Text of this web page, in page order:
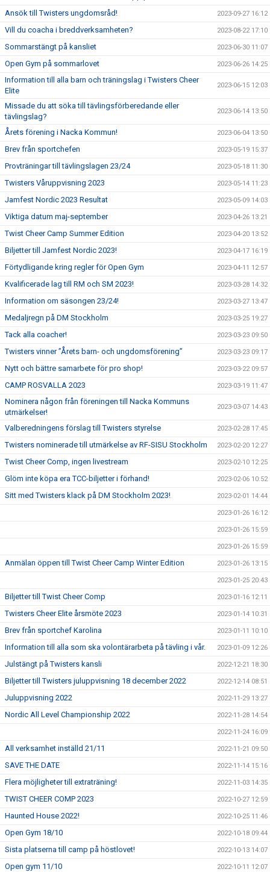
Ansök till Twisters ungdomsråd! 2023-09-27 16:12
Vill du coacha i breddverksamheten? 2023-08-22 17:10
Sommarstängt på kansliet 2023-06-30 11:07
Open Gym på sommarlovet 2023-06-26 14:25
Information till alla barn och träningslag i Twisters Cheer
Elite
2023-06-15 12:03
Missade du att söka till tävlingsförberedande eller
tävlingslag?
2023-06-14 13:50
Årets förening i Nacka Kommun! 2023-06-04 13:50
Brev från sportchefen 2023-05-19 15:37
Provträningar till tävlingslagen 23/24 2023-05-18 11:30
Twisters Våruppvisning 2023 2023-05-14 11:23
Jamfest Nordic 2023 Resultat 2023-05-09 14:03
Viktiga datum maj-september 2023-04-26 13:21
Twist Cheer Camp Summer Edition 2023-04-20 13:52
Biljetter till Jamfest Nordic 2023! 2023-04-17 16:19
Förtydligande kring regler för Open Gym 2023-04-11 12:57
Kvalificerade lag till RM och SM 2023! 2023-03-28 14:32
Information om säsongen 23/24! 2023-03-27 13:47
Medaljregn på DM Stockholm 2023-03-25 19:27
Tack alla coacher! 2023-03-23 09:50
Twisters vinner ”Årets barn- och ungdomsförening” 2023-03-23 09:17
Nytt och bättre samarbete för pro shop! 2023-03-22 09:57
CAMP ROSVALLA 2023 2023-03-19 11:47
Nominera någon från föreningen till Nacka Kommuns
utmärkelser!
2023-03-07 14:43
Valberedningens förslag till Twisters styrelse 2023-02-28 17:45
Twisters nominerade till utmärkelse av RF-SISU Stockholm 2023-02-20 12:27
Twist Cheer Comp, ingen livestream 2023-02-10 12:25
Glöm inte köpa era TCC-biljetter i förhand! 2023-02-06 10:52
Sitt med Twisters klack på DM Stockholm 2023! 2023-02-01 14:44
2023-01-26 16:12
2023-01-26 15:59
2023-01-26 15:59
Anmälan öppen till Twist Cheer Camp Winter Edition 2023-01-26 13:15
2023-01-25 20:43
Biljetter till Twist Cheer Comp 2023-01-16 12:11
Twisters Cheer Elite årsmöte 2023 2023-01-14 10:31
Brev från sportchef Karolina 2023-01-11 10:10
Information till alla som ska volontärarbeta på tävling i vår. 2023-01-09 12:26
Julstängt på Twisters kansli 2022-12-21 18:30
Biljetter till Twisters juluppvisning 18 december 2022 2022-12-14 08:51
Juluppvisning 2022 2022-11-29 13:27
Nordic All Level Championship 2022 2022-11-28 14:54
2022-11-24 16:09
All verksamhet inställd 21/11 2022-11-21 09:50
SAVE THE DATE 2022-11-14 15:16
Flera möjligheter till extraträning! 2022-11-03 14:35
TWIST CHEER COMP 2023 2022-10-27 12:59
Haunted House 2022! 2022-10-25 11:46
Open Gym 18/10 2022-10-18 09:44
Sista platserna till camp på höstlovet! 2022-10-13 14:07
Open gym 11/10 2022-10-11 12:07